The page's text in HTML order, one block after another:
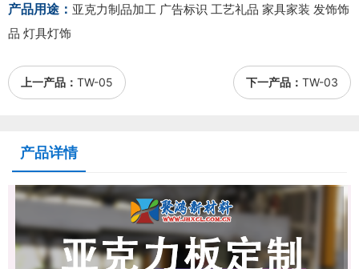
产品用途： 亚克力制品加工 广告标识 工艺礼品 家具家装 发饰饰
品 灯具灯饰
上一产品： TW-05 下一产品： TW-03
产品详情